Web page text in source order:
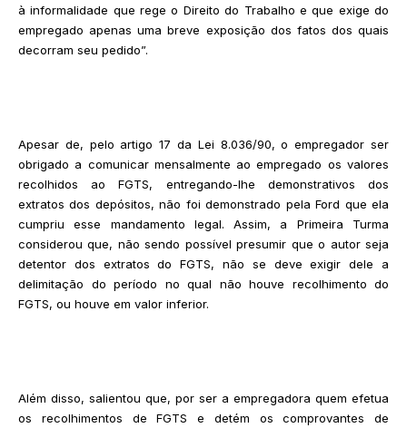
à informalidade que rege o Direito do Trabalho e que exige do
empregado apenas uma breve exposição dos fatos dos quais
decorram seu pedido”.
Apesar de, pelo artigo 17 da Lei 8.036/90, o empregador ser
obrigado a comunicar mensalmente ao empregado os valores
recolhidos ao FGTS, entregando-lhe demonstrativos dos
extratos dos depósitos, não foi demonstrado pela Ford que ela
cumpriu esse mandamento legal. Assim, a Primeira Turma
considerou que, não sendo possível presumir que o autor seja
detentor dos extratos do FGTS, não se deve exigir dele a
delimitação do período no qual não houve recolhimento do
FGTS, ou houve em valor inferior.
Além disso, salientou que, por ser a empregadora quem efetua
os recolhimentos de FGTS e detém os comprovantes de